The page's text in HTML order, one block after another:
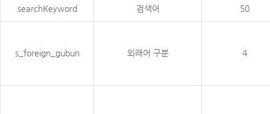
searchKeyword 검색어 50
s_foreign_gubun 외래어 구분 4